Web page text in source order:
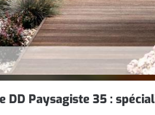
DD Paysagiste 35 :